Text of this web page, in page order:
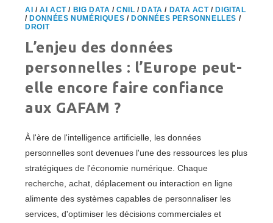
AI /AI ACT/ BIG DATA /CNIL /DATA / DATA ACT/DIGITAL
/DONNÉES NUMÉRIQUES /DONNÉES PERSONNELLES /
DROIT
L’enjeu des données
personnelles : l’Europe peut-
elle encore faire confiance
aux GAFAM ?
À l'ère de l'intelligence artificielle, les données
personnelles sont devenues l'une des ressources les plus
stratégiques de l'économie numérique. Chaque
recherche, achat, déplacement ou interaction en ligne
alimente des systèmes capables de personnaliser les
services, d'optimiser les décisions commerciales et